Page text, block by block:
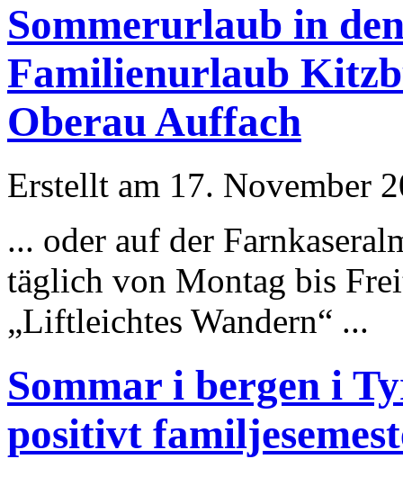
Sommerurlaub in
Familienurlaub
Oberau Auffach
Erstellt am 17. November
... oder auf der
täglich von Montag bis
„Liftleichtes Wandern“ ...
Sommar i bergen i
positivt